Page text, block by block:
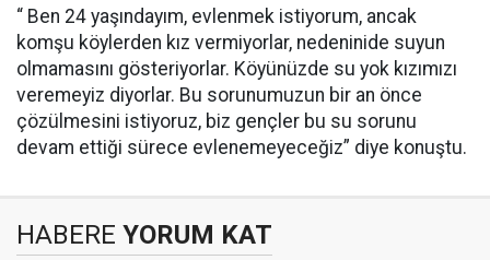
“ Ben 24 yaşındayım, evlenmek istiyorum, ancak
komşu köylerden kız vermiyorlar, nedeninide suyun
olmamasını gösteriyorlar. Köyünüzde su yok kızımızı
veremeyiz diyorlar. Bu sorunumuzun bir an önce
çözülmesini istiyoruz, biz gençler bu su sorunu
devam ettiği sürece evlenemeyeceğiz” diye konuştu.
HABERE YORUM KAT